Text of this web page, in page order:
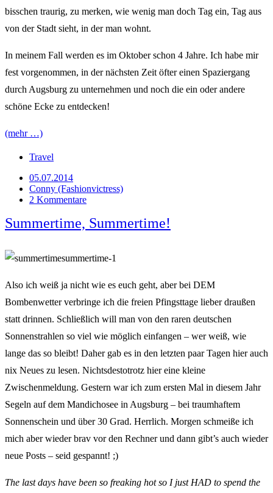
bisschen traurig, zu merken, wie wenig man doch Tag ein, Tag aus
von der Stadt sieht, in der man wohnt.
In meinem Fall werden es im Oktober schon 4 Jahre. Ich habe mir
fest vorgenommen, in der nächsten Zeit öfter einen Spaziergang
durch Augsburg zu unternehmen und noch die ein oder andere
schöne Ecke zu entdecken!
(mehr …)
Travel
05.07.2014
Conny (Fashionvictress)
2 Kommentare
Summertime, Summertime!
Also ich weiß ja nicht wie es euch geht, aber bei DEM
Bombenwetter verbringe ich die freien Pfingsttage lieber draußen
statt drinnen. Schließlich will man von den raren deutschen
Sonnenstrahlen so viel wie möglich einfangen – wer weiß, wie
lange das so bleibt! Daher gab es in den letzten paar Tagen hier auch
nix Neues zu lesen. Nichtsdestotrotz hier eine kleine
Zwischenmeldung. Gestern war ich zum ersten Mal in diesem Jahr
Segeln auf dem Mandichosee in Augsburg – bei traumhaftem
Sonnenschein und über 30 Grad. Herrlich. Morgen schmeiße ich
mich aber wieder brav vor den Rechner und dann gibt’s auch wieder
neue Posts – seid gespannt! ;)
The last days have been so freaking hot so I just HAD to spend the